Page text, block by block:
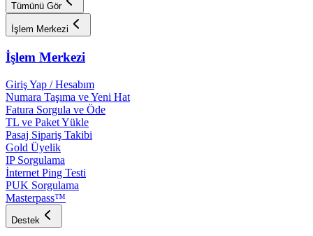
Tümünü Gör
İşlem Merkezi
İşlem Merkezi
Giriş Yap / Hesabım
Numara Taşıma ve Yeni Hat
Fatura Sorgula ve Öde
TL ve Paket Yükle
Pasaj Sipariş Takibi
Gold Üyelik
IP Sorgulama
İnternet Ping Testi
PUK Sorgulama
Masterpass™
Destek